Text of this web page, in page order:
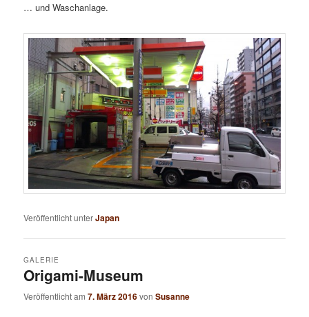
… und Waschanlage.
Veröffentlicht unterJapan
Origami-Museum
GALERIE
Veröffentlicht am7. März 2016vonSusanne